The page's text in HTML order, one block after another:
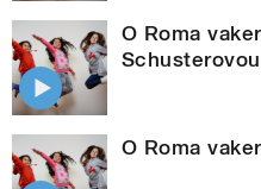
O Roma
Schusterovou
O Roma